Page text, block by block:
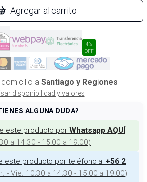
Agregar al carrito
4%
OFF
a Santiago y Regiones
disponibilidad y valores
ALGUNA DUDA?
este producto por Whatsapp AQUÍ
a 14:30 - 15:00 a 19:00)
este producto por teléfono al +56 2
- Vie. 10:30 a 14:30 - 15:00 a 19:00)